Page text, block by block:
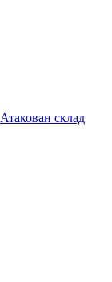
Атакован склад